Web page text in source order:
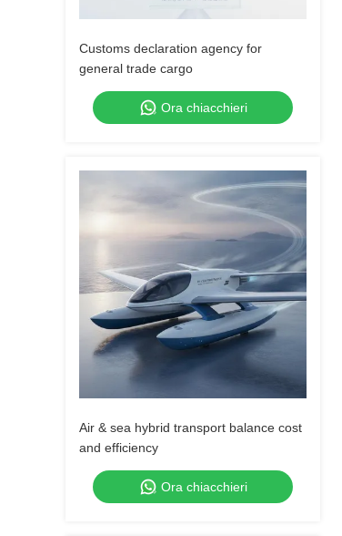
Customs declaration agency for
general trade cargo
Ora chiacchieri
Air & sea hybrid transport balance cost
and efficiency
Ora chiacchieri